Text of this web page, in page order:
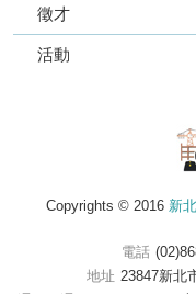
徵才
活動
Copyrights © 2016 新
電話
地址 23847新北